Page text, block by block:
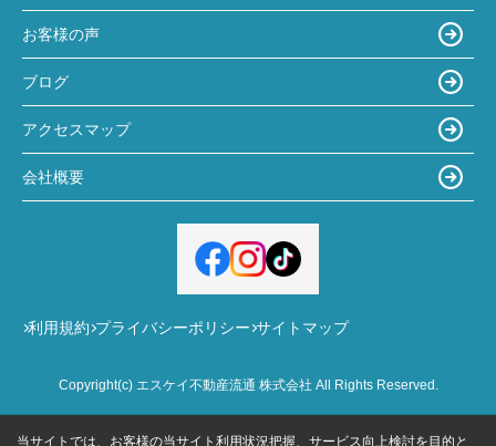
お客様の声
ブログ
アクセスマップ
会社概要
利用規約 プライバシーポリシー サイトマップ
Copyright(c) エスケイ不動産流通 株式会社 All Rights Reserved.
当サイトでは、お客様の当サイト利用状況把握、サービス向上検討を目的と